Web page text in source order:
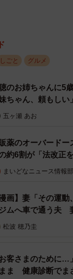
研究所 山形大学
ウマチの専門医資
しごと グルメ
のお姉ちゃんに5
妹ちゃん、頼もしい
五ヶ瀬 あお
薬のオーバードー
約6割が「法改正
まいどなニュース情報部
漫画】妻「その運
ムへ車で通う夫
松波 穂乃圭
お客さまのために
ま 健康診断でま